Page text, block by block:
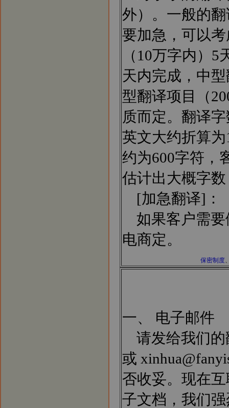
外）。一般的
要加急，可以
（10万字内）
天内完成，中
型翻译项目（
质而定。翻译
英文大约折算
约为600字符，
估计出大概字
[加急翻译]：
如果客户需要
电商定。
保密制度
一、 电子邮件
请发给我们的
或
否收妥。现在
子文档，我们